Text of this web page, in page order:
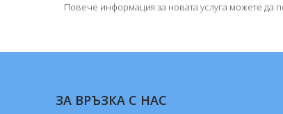
Повече информация за новата услуга можете да
ЗА ВРЪЗКА С НАС